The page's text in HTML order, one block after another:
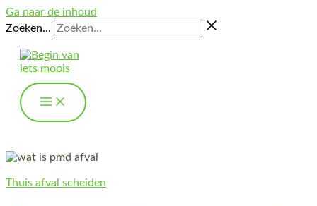
Ga naar de inhoud
Zoeken...
Thuis afval scheiden